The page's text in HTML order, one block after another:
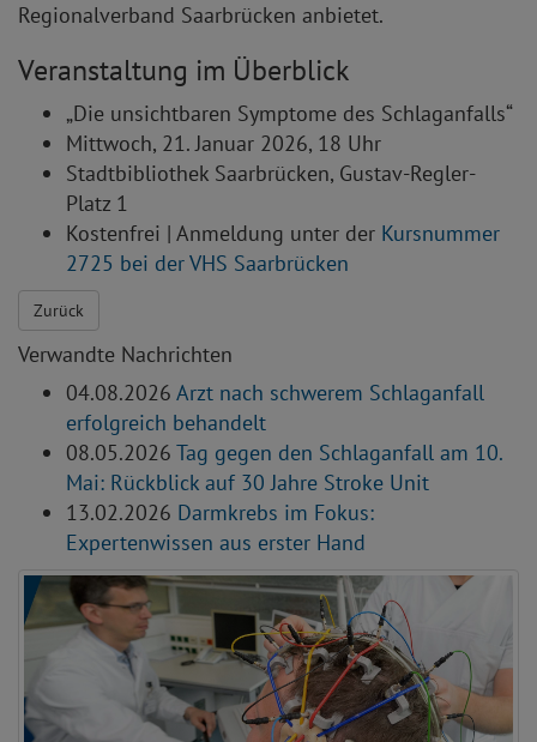
Regionalverband Saarbrücken anbietet.
Veranstaltung im Überblick
„Die unsichtbaren Symptome des Schlaganfalls“
Mittwoch, 21. Januar 2026, 18 Uhr
Stadtbibliothek Saarbrücken, Gustav-Regler-
Platz 1
Kostenfrei | Anmeldung unter der Kursnummer
2725 bei der VHS Saarbrücken
Zurück
Verwandte Nachrichten
04.08.2026 Arzt nach schwerem Schlaganfall
erfolgreich behandelt
08.05.2026 Tag gegen den Schlaganfall am 10.
Mai: Rückblick auf 30 Jahre Stroke Unit
13.02.2026 Darmkrebs im Fokus:
Expertenwissen aus erster Hand